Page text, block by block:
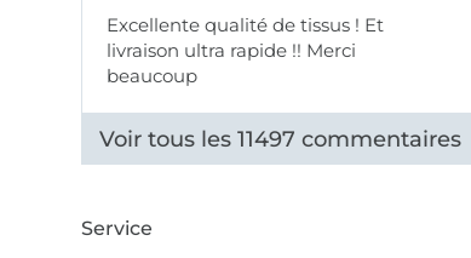
Excellente qualité de tissus ! Et
livraison ultra rapide !! Merci
beaucoup
Voir tous les 11497 commentaires
Service